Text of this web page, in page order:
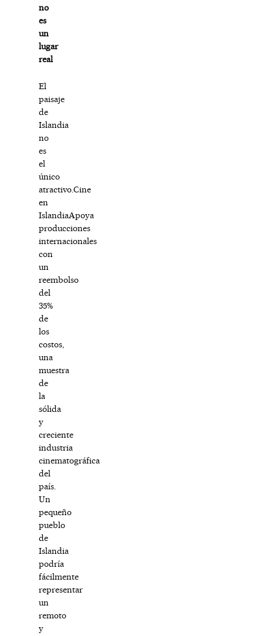
no
es
un
lugar
real
El
paisaje
de
Islandia
no
es
el
único
atractivo.Cine
en
IslandiaApoya
producciones
internacionales
con
un
reembolso
del
35%
de
los
costos,
una
muestra
de
la
sólida
y
creciente
industria
cinematográfica
del
país.
Un
pequeño
pueblo
de
Islandia
podría
fácilmente
representar
un
remoto
y